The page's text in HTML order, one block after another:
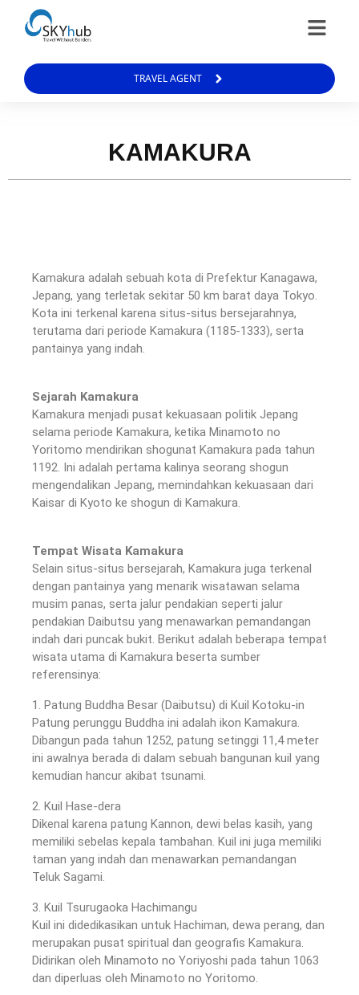
TRAVEL AGENT
KAMAKURA
Kamakura adalah sebuah kota di Prefektur Kanagawa,
Jepang, yang terletak sekitar 50 km barat daya Tokyo.
Kota ini terkenal karena situs-situs bersejarahnya,
terutama dari periode Kamakura (1185-1333), serta
pantainya yang indah.
Sejarah Kamakura
Kamakura menjadi pusat kekuasaan politik Jepang
selama periode Kamakura, ketika Minamoto no
Yoritomo mendirikan shogunat Kamakura pada tahun
1192. Ini adalah pertama kalinya seorang shogun
mengendalikan Jepang, memindahkan kekuasaan dari
Kaisar di Kyoto ke shogun di Kamakura.
Tempat Wisata Kamakura
Selain situs-situs bersejarah, Kamakura juga terkenal
dengan pantainya yang menarik wisatawan selama
musim panas, serta jalur pendakian seperti jalur
pendakian Daibutsu yang menawarkan pemandangan
indah dari puncak bukit. Berikut adalah beberapa tempat
wisata utama di Kamakura beserta sumber
referensinya:
1. Patung Buddha Besar (Daibutsu) di Kuil Kotoku-in
Patung perunggu Buddha ini adalah ikon Kamakura.
Dibangun pada tahun 1252, patung setinggi 11,4 meter
ini awalnya berada di dalam sebuah bangunan kuil yang
kemudian hancur akibat tsunami.
2. Kuil Hase-dera
Dikenal karena patung Kannon, dewi belas kasih, yang
memiliki sebelas kepala tambahan. Kuil ini juga memiliki
taman yang indah dan menawarkan pemandangan
Teluk Sagami.
3. Kuil Tsurugaoka Hachimangu
Kuil ini didedikasikan untuk Hachiman, dewa perang, dan
merupakan pusat spiritual dan geografis Kamakura.
Didirikan oleh Minamoto no Yoriyoshi pada tahun 1063
dan diperluas oleh Minamoto no Yoritomo.